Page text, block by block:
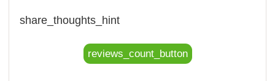
share_thoughts_hint
reviews_count_button